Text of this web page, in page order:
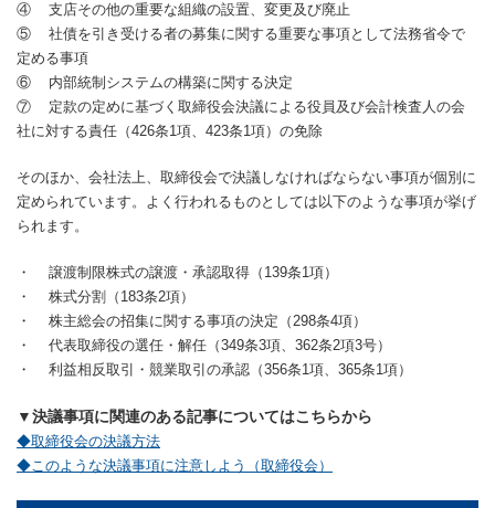
④ 支店その他の重要な組織の設置、変更及び廃止
⑤ 社債を引き受ける者の募集に関する重要な事項として法務省令で
定める事項
⑥ 内部統制システムの構築に関する決定
⑦ 定款の定めに基づく取締役会決議による役員及び会計検査人の会
社に対する責任（426条1項、423条1項）の免除
そのほか、会社法上、取締役会で決議しなければならない事項が個別に
定められています。よく行われるものとしては以下のような事項が挙げ
られます。
・ 譲渡制限株式の譲渡・承認取得（139条1項）
・ 株式分割（183条2項）
・ 株主総会の招集に関する事項の決定（298条4項）
・ 代表取締役の選任・解任（349条3項、362条2項3号）
・ 利益相反取引・競業取引の承認（356条1項、365条1項）
▼決議事項に関連のある記事についてはこちらから
◆取締役会の決議方法
◆このような決議事項に注意しよう（取締役会）